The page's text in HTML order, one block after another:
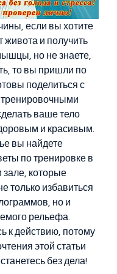
если вы хотите
живота и получить
но не знаете,
то вы пришли по
поделиться с
ваше тело
и красивым.
вы найдете
по тренировке в
которые
только избавиться
но и
рельефа.
к действию, потому
этой статьи
без дела!